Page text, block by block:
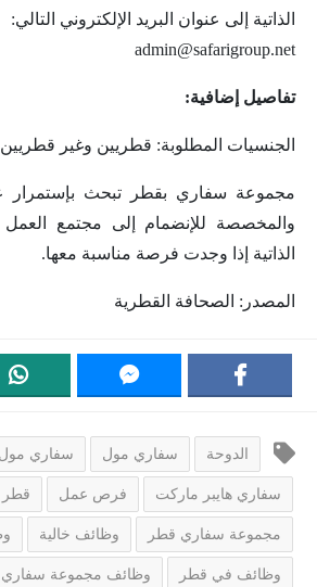
الذاتية إلى عنوان البريد الإلكتروني التالي:
admin@safarigroup.net
تفاصيل إضافية:
الجنسيات المطلوبة: قطريين وغير
مجموعة سفاري بقطر تبحث بإستمرار
والمخصصة للإنضمام إلى مجتمع العمل
الذاتية إذا وجدت فرصة مناسبة معها.
المصدر: الصحافة القطرية
الدوحة سفاري مول سفاري مول
سفاري هايبر ماركت فرص عمل قطر
مجموعة سفاري قطر وظائف خالية
وظائف في قطر وظائف مجموعة